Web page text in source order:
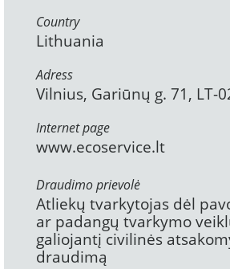
Country
Lithuania
Adress
Vilnius, Gariūnų g. 71, LT-
Internet page
www.ecoservice.lt
Draudimo prievolė
Atliekų tvarkytojas dėl
ar padangų tvarkymo
galiojantį civilinės
draudimą